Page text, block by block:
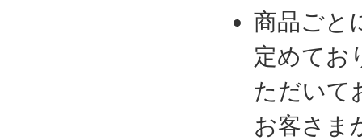
商品ごと
定めてお
ただいて
お客さま